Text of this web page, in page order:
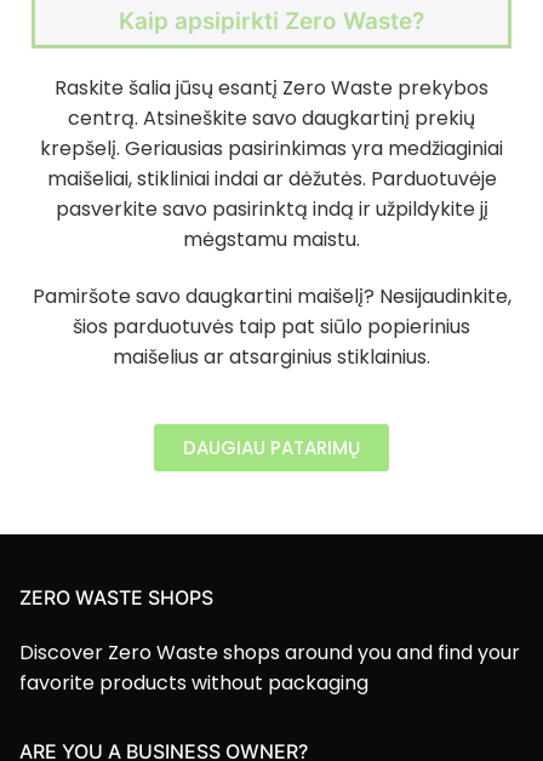
Kaip apsipirkti Zero Waste?
Raskite šalia jūsų esantį Zero Waste prekybos
centrą. Atsineškite savo daugkartinį prekių
krepšelį. Geriausias pasirinkimas yra medžiaginiai
maišeliai, stikliniai indai ar dėžutės. Parduotuvėje
pasverkite savo pasirinktą indą ir užpildykite jį
mėgstamu maistu.
Pamiršote savo daugkartini maišelį? Nesijaudinkite,
šios parduotuvės taip pat siūlo popierinius
maišelius ar atsarginius stiklainius.
DAUGIAU PATARIMŲ
ZERO WASTE SHOPS
Discover Zero Waste shops around you and find your
favorite products without packaging
ARE YOU A BUSINESS OWNER?